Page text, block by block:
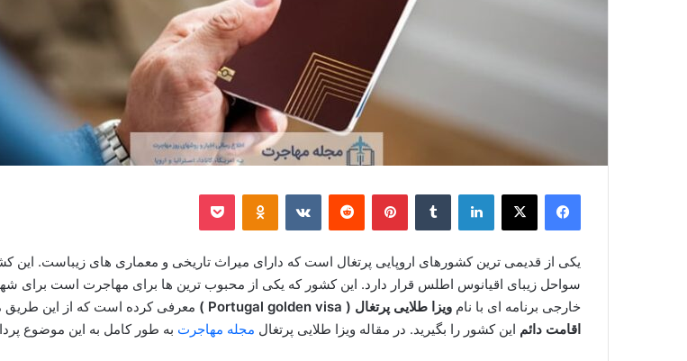
فیس بوک X لینکدین ‫تامبلر ‫پین‌ترست‫رددیت ‫VKontakte
‫Odnoklassniki
پاکت
یکی از قدیمی ترین کشورهای اروپایی پرتغال است که دارای میراث تاریخی و معماری های زیباست. این
سواحل زیبای اقیانوس اطلس قرار دارد. این کشور که یکی از محبوب ترین ها برای مهاجرت است برای
خارجی برنامه ای با نام ویزا طلایی پرتغال (‌ Portugal golden visa )‌
معرفی کرده است که از این طریق
اقامت دائم این کشور را بگیرید. در مقاله ویزا طلایی پرتغال مجله مهاجرت به طور کامل به این موضوع